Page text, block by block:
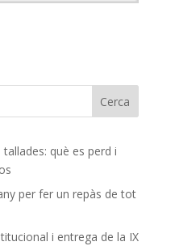
què es perd i
per fer un repàs de tot
i entrega de la IX